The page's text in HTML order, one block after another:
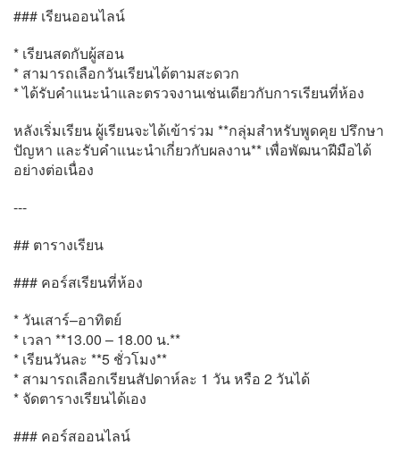
### เรียนออนไลน์
* เรียนสดกับผู้สอน
* สามารถเลือกวันเรียนได้ตามสะดวก
* ได้รับคำแนะนำและตรวจงานเช่นเดียวกับการเรียนที่ห้อง
หลังเริ่มเรียน ผู้เรียนจะได้เข้าร่วม **กลุ่มสำหรับพูดคุย ปรึกษา
ปัญหา และรับคำแนะนำเกี่ยวกับผลงาน** เพื่อพัฒนาฝีมือได้
อย่างต่อเนื่อง
---
## ตารางเรียน
### คอร์สเรียนที่ห้อง
* วันเสาร์–อาทิตย์
* เวลา **13.00 – 18.00 น.**
* เรียนวันละ **5 ชั่วโมง**
* สามารถเลือกเรียนสัปดาห์ละ 1 วัน หรือ 2 วันได้
* จัดตารางเรียนได้เอง
### คอร์สออนไลน์